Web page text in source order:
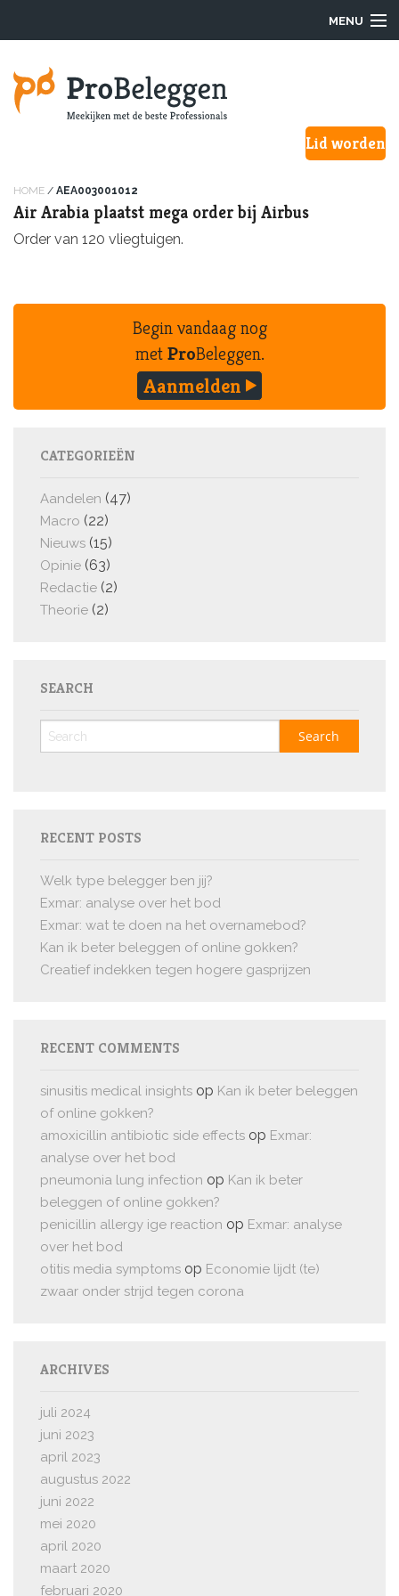
MENU
Hoe werkt het?
Onze Pro’s
Lid worden
HOME / AEA003001012
Air Arabia plaatst mega order bij Airbus
Order van 120 vliegtuigen.
Begin vandaag nog
metProBeleggen.
Aanmelden
CATEGORIEËN
Aandelen (47)
Macro (22)
Nieuws (15)
Opinie (63)
Redactie (2)
Theorie (2)
SEARCH
RECENT POSTS
Welk type belegger ben jij?
Exmar: analyse over het bod
Exmar: wat te doen na het overnamebod?
Kan ik beter beleggen of online gokken?
Creatief indekken tegen hogere gasprijzen
RECENT COMMENTS
sinusitis medical insights op Kan ik beter beleggen
of online gokken?
amoxicillin antibiotic side effects op Exmar:
analyse over het bod
pneumonia lung infection op Kan ik beter
beleggen of online gokken?
penicillin allergy ige reaction op Exmar: analyse
over het bod
otitis media symptoms op Economie lijdt (te)
zwaar onder strijd tegen corona
ARCHIVES
juli 2024
juni 2023
april 2023
augustus 2022
juni 2022
mei 2020
april 2020
maart 2020
februari 2020